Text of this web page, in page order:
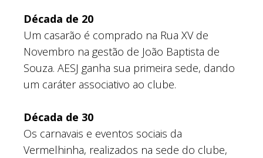
Década de 20
Um casarão é comprado na Rua XV de
Novembro na gestão de João Baptista de
Souza. AESJ ganha sua primeira sede, dando
um caráter associativo ao clube.
Década de 30
Os carnavais e eventos sociais da
Vermelhinha, realizados na sede do clube,